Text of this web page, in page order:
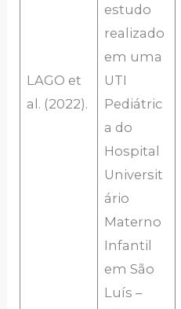
LAGO et
al. (2022).
estudo
realizado
em uma
UTI
Pediátric
a do
Hospital
Universit
ário
Materno
Infantil
em São
Luís –